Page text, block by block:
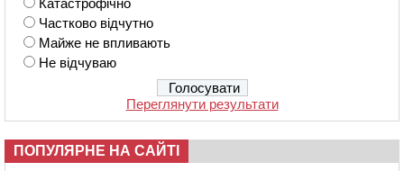
Катастрофічно
Частково відчутно
Майже не впливають
Не відчуваю
Переглянути результати
ПОПУЛЯРНЕ НА САЙТІ